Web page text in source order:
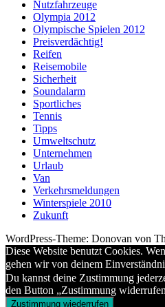
Nutzfahrzeuge
Olympia 2012
Olympische Spielen 2012
Preisverdächtig!
Reifen
Reisemobile
Sicherheit
Soundalarm
Sportliches
Tennis
Tipps
Umweltschutz
Unternehmen
Urlaub
Van
Verkehrsmeldungen
Winterspiele 2010
Zukunft
WordPress-Theme: Donovan von
Diese Website benutzt Cookies.
gehen wir von deinem
Du kannst deine Zustimmung
den Button „Zustimmung
Zustimmung wiederrufen